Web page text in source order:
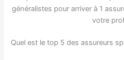
généralistes pour arriver à 1
votre
Quel est le top 5 des assureurs